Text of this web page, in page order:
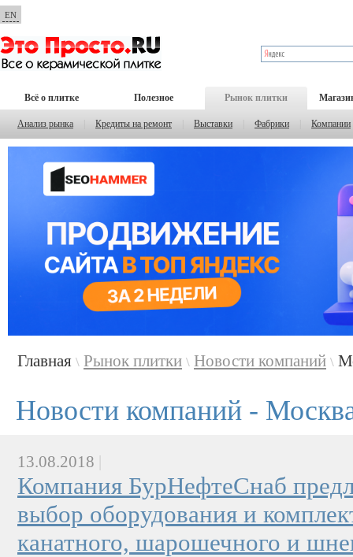
EN
Всё о плитке Полезное Рынок плитки
Анализ рынка Кредиты на ремонт Выставки Фабрики Компании
Главная \ Рынок плитки \ Новости компаний \
Новости компаний -
13.08.2018
Компания БурНефтеСнаб
выбор оборудования и
канатного, шарошечного и